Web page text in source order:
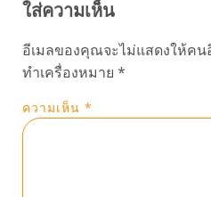
ใส่ความเห็น
อีเมลของคุณจะไม่แสดงให้คน
ทำเครื่องหมาย *
ความเห็น *